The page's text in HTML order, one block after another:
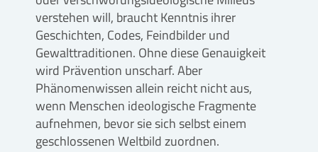
verstehen will, braucht Kenntnis ihrer
Geschichten, Codes, Feindbilder und
Gewalttraditionen. Ohne diese Genauigkeit
wird Prävention unscharf. Aber
Phänomenwissen allein reicht nicht aus,
wenn Menschen ideologische Fragmente
aufnehmen, bevor sie sich selbst einem
geschlossenen Weltbild zuordnen.